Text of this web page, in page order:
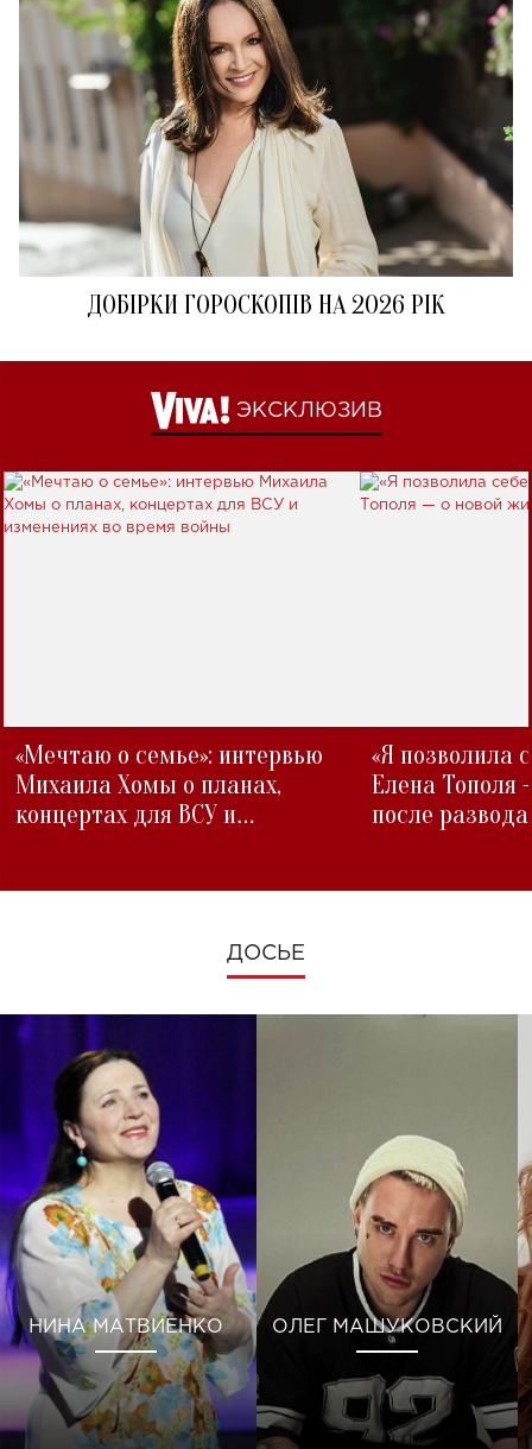
ДОБІРКИ ГОРОСКОПІВ НА 2026 РІК
ЭКСКЛЮЗИВ
«Мечтаю о семье»: интервью
Михаила Хомы о планах,
концертах для ВСУ и
«Я позволила
Елена Тополя
после развода
ДОСЬЕ
НИНА МАТВИЕНКО ОЛЕГ МАШУКОВСКИЙ